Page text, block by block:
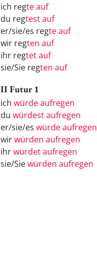
ich regte auf
du regtest auf
er/sie/es regte auf
wir regten auf
ihr regtet auf
sie/Sie regten auf
II Futur 1
ich würde aufregen
du würdest aufregen
er/sie/es würde aufregen
wirwürden aufregen
ihrwürdet aufregen
sie/Siewürden aufregen